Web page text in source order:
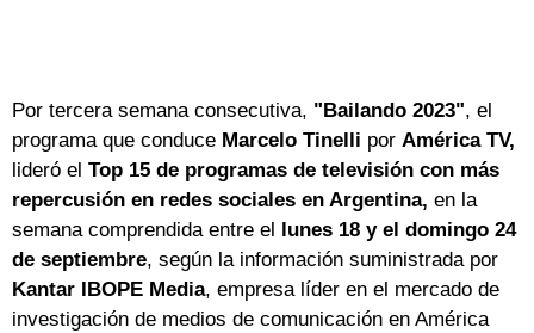
Por tercera semana consecutiva, "Bailando 2023", el
programa que conduce Marcelo Tinelli por América TV,
lideró el Top 15 de programas de televisión con más
repercusión en redes sociales en Argentina, en la
semana comprendida entre el lunes 18 y el domingo 24
de septiembre, según la información suministrada por
Kantar IBOPE Media, empresa líder en el mercado de
investigación de medios de comunicación en América